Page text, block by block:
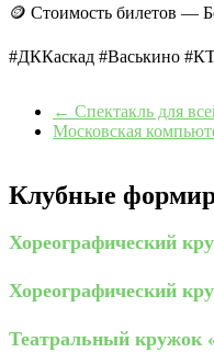
🪙 Стоимость билетов —
#ДККаскад #Васькино
← Спектакль для
Московская
Клубные
Хореографический
Хореографический
Театральный кружок